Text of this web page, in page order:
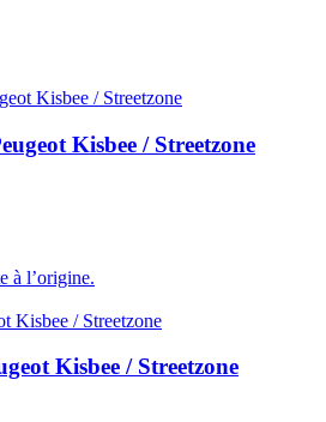
Kisbee / Streetzone
à l’origine.
Kisbee / Streetzone